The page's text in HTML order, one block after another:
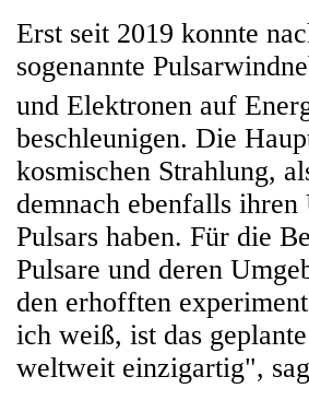
Erst seit 2019 konnte
sogenannte
und Elektronen auf
beschleunigen. Die
kosmischen Strahlung,
demnach ebenfalls
Pulsars haben. Für die
Pulsare und deren
den erhofften
ich weiß, ist das
weltweit einzigartig",